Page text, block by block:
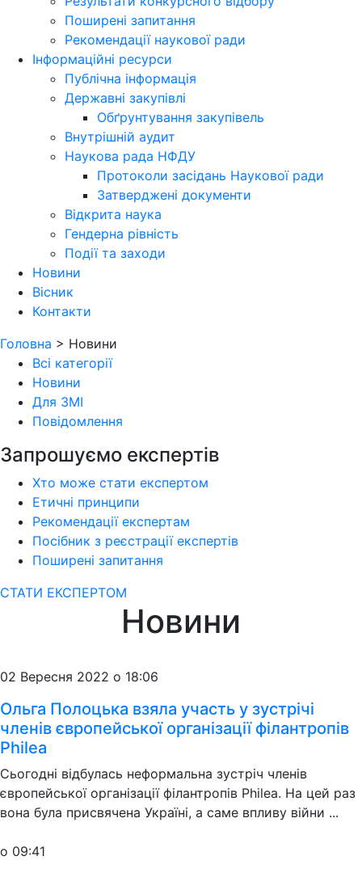
Поширені запитання
Рекомендації наукової ради
Інформаційні ресурси
Публічна інформація
Державні закупівлі
Обґрунтування закупівель
Внутрішній аудит
Наукова рада НФДУ
Протоколи засідань Наукової ради
Затверджені документи
Відкрита наука
Гендерна рівність
Події та заходи
Новини
Вісник
Контакти
Головна > Новини
Всі категорії
Новини
Для ЗМІ
Повідомлення
Запрошуємо експертів
Хто може стати експертом
Етичні принципи
Рекомендації експертам
Посібник з реєстрації експертів
Поширені запитання
СТАТИ ЕКСПЕРТОМ
Новини
02 Вересня 2022 о 18:06
Ольга Полоцька взяла участь у зустрічі
членів європейської організації філантропів
Philea
Сьогодні відбулась неформальна зустріч членів
європейської організації філантропів Philea. На цей раз
вона була присвячена Україні, а саме впливу війни ...
о 09:41